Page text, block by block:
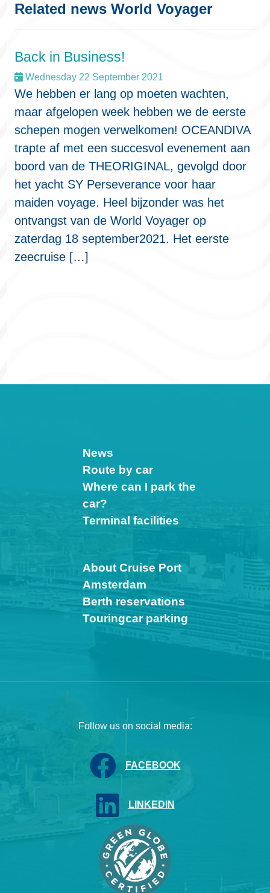
Related news World Voyager
Back in Business!
Wednesday 22 September 2021
We hebben er lang op moeten wachten,
maar afgelopen week hebben we de eerste
schepen mogen verwelkomen! OCEANDIVA
trapte af met een succesvol evenement aan
boord van de THEORIGINAL, gevolgd door
het yacht SY Perseverance voor haar
maiden voyage. Heel bijzonder was het
ontvangst van de World Voyager op
zaterdag 18 september2021. Het eerste
zeecruise […]
News
Route by car
Where can I park the
car?
Terminal facilities
About Cruise Port
Amsterdam
Berth reservations
Touringcar parking
Follow us on social media:
FACEBOOK
LINKEDIN